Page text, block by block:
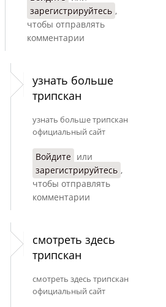
зарегистрируйтесь ,
чтобы отправлять
комментарии
узнать больше
трипскан
узнать больше трипскан
официальный сайт
Войдите или
зарегистрируйтесь ,
чтобы отправлять
комментарии
смотреть здесь
трипскан
смотреть здесь трипскан
официальный сайт